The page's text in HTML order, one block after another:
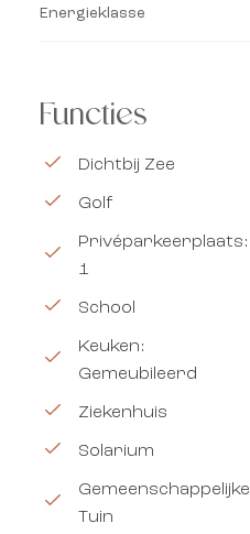
Energieklasse
Functies
Dichtbij Zee
Golf
Privéparkeerplaats:
1
School
Keuken:
Gemeubileerd
Ziekenhuis
Solarium
Gemeenschappelijke
Tuin